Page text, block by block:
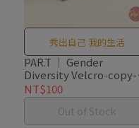
秀出自己 我的生活
PAR.T ｜ Gender
Diversity Velcro-copy-
copy-copy-copy-copy
NT$100
Out of Stock